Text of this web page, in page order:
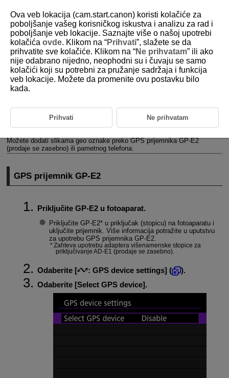
D388-189
Postavke GPS uređaja
GPS prijemnik
Pametni telefon
Možete dodati slikama geo oznake preko GPS prijemnika GP-E2
(prodaje se zasebno) ili pametnog telefona.
GPS prijemnikGP-E2
Priključite GP-E2u fotoaparat.
Priključite GP-E2* u priključak (stopicu) na fotoaparatu i
uključite prijemnik. Više informacija potražite u uputstvu
za upotrebu GPS prijemnika GP-E2.
Zahteva upotrebu adaptera višenamenske stopice za
priključivanje AD-E1 (prodaje se zasebno).
Odaberite [ : GPS device settings] (
).
Odaberite [Select GPS device].
Ova veb lokacija (cam.start.canon) koristi kolačiće za
poboljšanje vašeg korisničkog iskustva i analizu za rad i
poboljšanje veb lokacije. Saznajte više o našoj upotrebi
kolačića ovde. Klikom na “Prihvati”, slažete se da
prihvatite sve kolačiće. Klikom na “Ne prihvatam” ili ako
nije odabrano nijedno, neophodni su i čuvaju se samo
kolačići koji su potrebni za pružanje sadržaja i funkcija
veb lokacije. Možete da promenite ovu postavku bilo
kada.
Prihvati Ne prihvatam